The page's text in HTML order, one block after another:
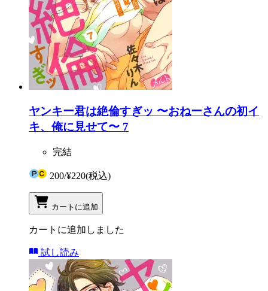
ヤンキー君は絶倫すぎッ 〜おねーさんの初イ
キ、俺に見せて〜 7
完結
200/¥220(税込)
カートに追加
カートに追加しました
試し読み